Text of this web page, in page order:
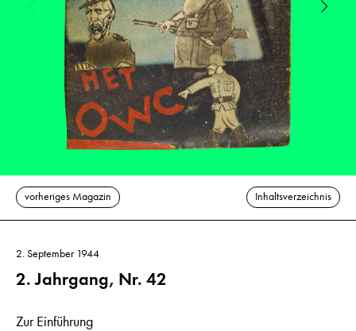
vorheriges Magazin Inhaltsverzeichnis
2. September 1944
2. Jahrgang, Nr. 42
Zur Einführung